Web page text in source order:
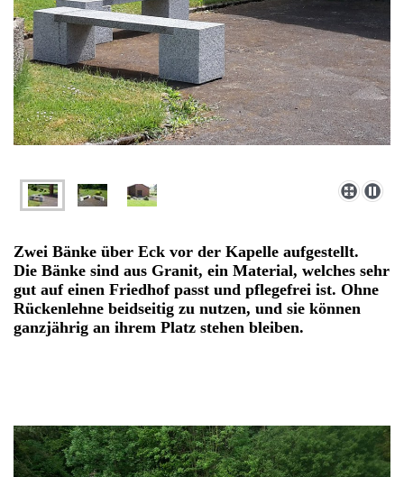
Zwei Bänke über Eck vor der Kapelle aufgestellt.
Die Bänke sind aus Granit, ein Material, welches sehr
gut auf einen Friedhof passt und pflegefrei ist. Ohne
Rückenlehne beidseitig zu nutzen, und sie können
ganzjährig an ihrem Platz stehen bleiben.